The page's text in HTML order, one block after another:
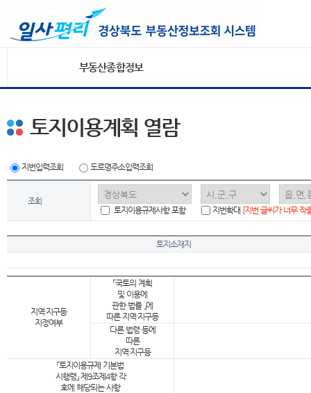
부동산종합정보
토지이용계획 열람
지번입력조회 도로명주소입력조회
조회
토지이용규제사항 포함
지번확대 [지번 글씨가 너무 작
토지소재지
지역·지구등
지정여부
「국토의 계획
및 이용에
관한 법률 」에
따른 지역·지구등
다른 법령 등에
따른
지역·지구등
「토지이용규제 기본법
시행령」 제9조제4항 각
호에 해당되는 사항